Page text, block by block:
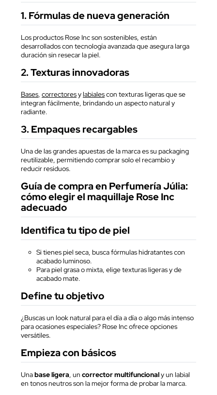
1. Fórmulas de nueva generación
Los productos Rose Inc son sostenibles, están
desarrollados con tecnología avanzada que asegura larga
duración sin resecar la piel.
2. Texturas innovadoras
Bases, correctoresylabialescon texturas ligeras que se
integran fácilmente, brindando un aspecto natural y
radiante.
3. Empaques recargables
Una de las grandes apuestas de la marca es su packaging
reutilizable, permitiendo comprar solo el recambio y
reducir residuos.
Guía de compra en Perfumería Júlia:
cómo elegir el maquillaje Rose Inc
adecuado
Identifica tu tipo de piel
Si tienes piel seca, busca fórmulas hidratantes con
acabado luminoso.
Para piel grasa o mixta, elige texturas ligeras y de
acabado mate.
Define tu objetivo
¿Buscas un look natural para el día a día o algo más intenso
para ocasiones especiales? Rose Inc ofrece opciones
versátiles.
Empieza con básicos
Unabase ligera, un corrector multifuncionaly un labial
en tonos neutros son la mejor forma de probar la marca.